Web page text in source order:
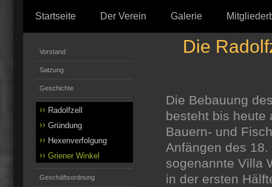
Startseite Der Verein Galerie
Vorstand
Satzung
Geschichte
Radolfzell
Gründung
Hexenverfolgung
Griener Winkel
Geschäftsordnung
Die
Die Bebauung
besteht bis heute
Bauern- und
Anfängen des
sogenannte Villa
in der ersten